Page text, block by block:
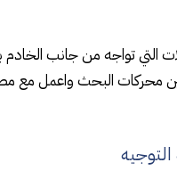
التي تواجه من جانب الخادم
محركات البحث واعمل مع